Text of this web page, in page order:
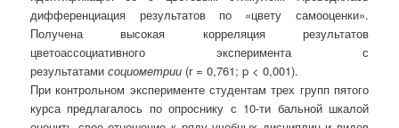
дифференциация результатов по «цвету самооценки».
Получена высокая корреляция результатов
цветоассоциативного эксперимента с
результатамисоциометрии (r = 0,761; p < 0,001).
При контрольном эксперименте студентам трех групп пятого
курса предлагалось по опроснику с 10-ти бальной шкалой